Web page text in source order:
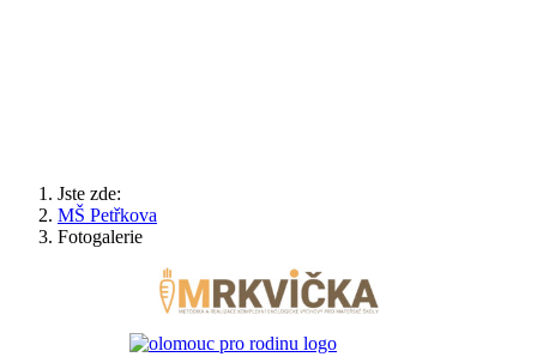
Jste zde:
MŠ Petřkova
Fotogalerie